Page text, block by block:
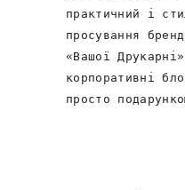
практичний і
просування
«Вашої
корпоративні
просто